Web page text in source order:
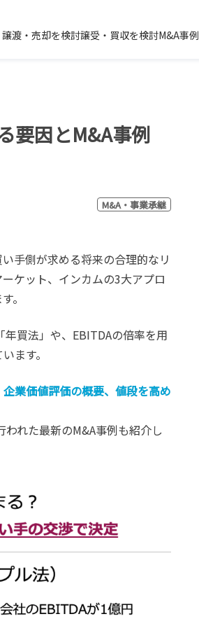
譲渡・売却を検討譲受・買収を検討M&A事例
要因とM&A事例
M&A・事業承継
手側が求める将来の合理的なリ
ケット、インカムの3大アプロ
。
買法」や、EBITDAの倍率を用
ます。
業価値評価の概要、値段を高め
れた最新のM&A事例も紹介し